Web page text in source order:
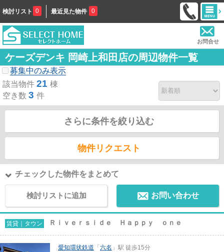
検討リスト 0 最近見た物件 0
お問合せ
ケーズデンキ 岡崎上和田店の周辺物件一覧
募集中のみ表示
該当物件 21 棟
空き数 3 件
さらに条件を絞り込む
物件リクエスト
チェックした物件をまとめて
検討リストに追加 お問い合わせ
賃貸｜タウン Ｒｉｖｅｒｓｉｄｅ Ｈａｐｐｙ ｏｎｅ
愛知環状鉄道 「 六名 」駅 徒歩15分